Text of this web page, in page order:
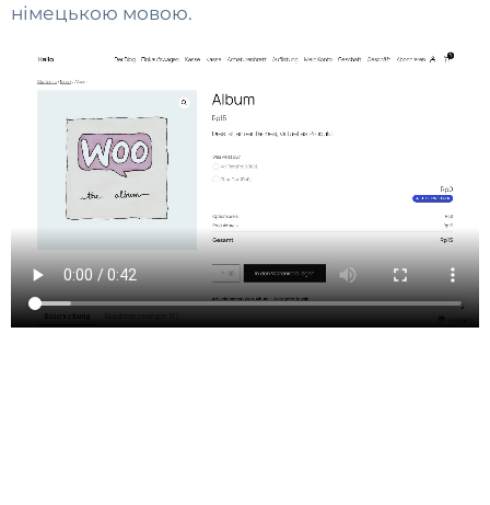
німецькою мовою.